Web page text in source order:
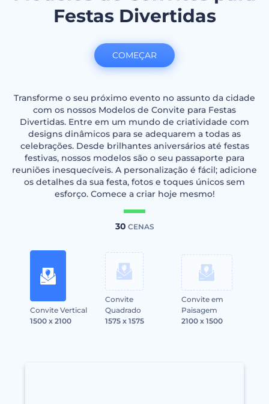
Festas Divertidas
Transforme o seu próximo evento no assunto da cidade
com os nossos Modelos de Convite para Festas
Divertidas. Entre em um mundo de criatividade com
designs dinâmicos para se adequarem a todas as
celebrações. Desde brilhantes aniversários até festas
festivas, nossos modelos são o seu passaporte para
reuniões inesquecíveis. A personalização é fácil; adicione
os detalhes da sua festa, fotos e toques únicos sem
esforço. Comece a criar hoje mesmo!
30 CENAS
Convite Vertical
1500 x 2100
Convite
Quadrado
1575 x 1575
Convite em
Paisagem
2100 x 1500
COMEÇAR